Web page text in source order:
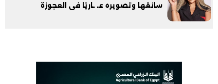
سائقها وتصويره عـ ـاريًا فى العجوزة